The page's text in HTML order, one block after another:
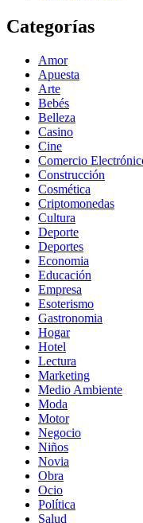
Categorías
Amor
Apuesta
Arte
Bebés
Belleza
Casino
Cine
Comercio
Construcción
Cosmética
Criptomonedas
Cultura
Deporte
Deportes
Economia
Educación
Empresa
Esoterismo
Gastronomia
Hogar
Hotel
Lectura
Marketing
Medio Ambiente
Moda
Motor
Negocio
Niños
Novia
Obra
Ocio
Política
Salud